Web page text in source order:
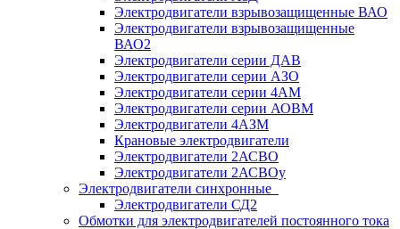
Электродвигатели взрывозащищенные ВАО
Электродвигатели взрывозащищенные
ВАО2
Электродвигатели серии ДАВ
Электродвигатели серии АЗО
Электродвигатели серии 4АМ
Электродвигатели серии АОВМ
Электродвигатели 4АЗМ
Крановые электродвигатели
Электродвигатели 2АСВО
Электродвигатели 2АСВОу
Электродвигатели синхронные
Электродвигатели СД2
Обмотки для электродвигателей постоянного тока